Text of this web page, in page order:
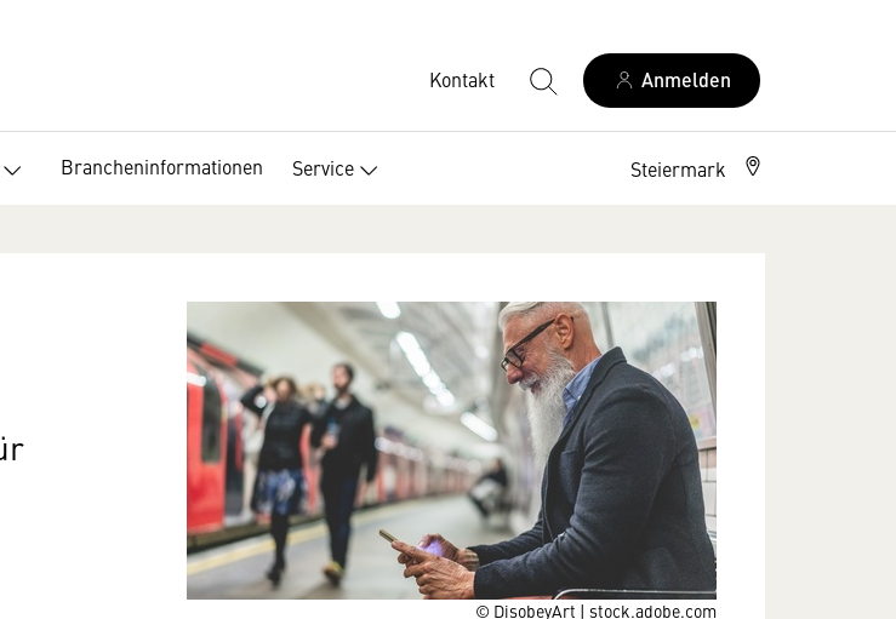
Kontakt Anmelden
Brancheninformationen Service Steiermark
© DisobeyArt | stock.adobe.com